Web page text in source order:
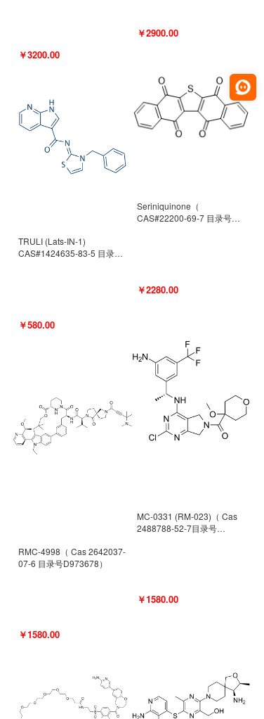
￥3200.00
TRULI (Lats-IN-1)
CAS#1424635-83-5 目录号
￥580.00
RMC-4998（ Cas 2642037-
07-6 目录号D973678）
￥1580.00
￥2900.00
Seriniquinone（
CAS#22200-69-7 目录号
￥2280.00
MC-0331 (RM-023)（ Cas
2488788-52-7目录号
￥1580.00